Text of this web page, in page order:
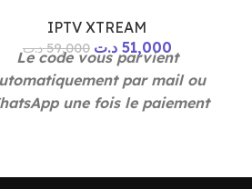
IPTV XTREAM
59,000 د.ت 51,000 د.ت
Le code vous parvient
par mail ou
une fois le paiement